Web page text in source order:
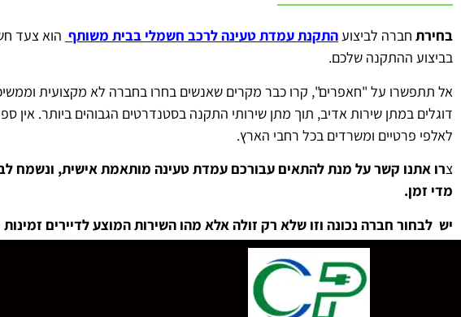
בחירת חברה לביצועהתקנת עמדת טעינה לרכב חשמלי בבית משותף הוא צעד
בביצוע ההתקנה שלכם.
אל תתפשרו על "חאפרים", קרו כבר מקרים שאנשים בחרו בחברה לא מקצועית
דוגלים במתן שירות אדיב, תוך מתן שירותי התקנה בסטנדרטים הגבוהים ביותר. אין
לאלפי פרטיים ומשרדים בכל רחבי הארץ.
צרו אתנו קשר על מנת להתאים עבורכם עמדת טעינה מותאמת אישית, ונשמח
מדי זמן.
יש לבחור חברה נכונה וזו שלא רק זולה אלא מהו השירות המוצע לדיירים